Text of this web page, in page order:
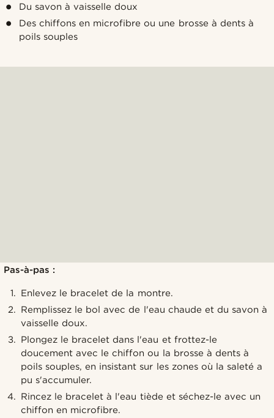
Du savon à vaisselle doux
Des chiffons en microfibre ou une brosse à dents à
poils souples
Pas-à-pas :
Enlevez le bracelet de la montre.
Remplissez le bol avec de l'eau chaude et du savon à
vaisselle doux.
Plongez le bracelet dans l'eau et frottez-le
doucement avec le chiffon ou la brosse à dents à
poils souples, en insistant sur les zones où la saleté a
pu s'accumuler.
Rincez le bracelet à l'eau tiède et séchez-le avec un
chiffon en microfibre.